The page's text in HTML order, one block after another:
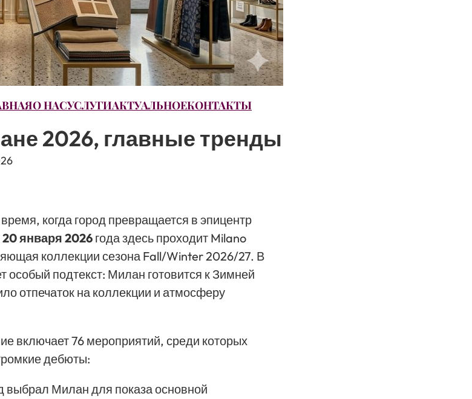
О НАСУСЛУГИАКТУАЛЬНОЕКОНТАКТЫ
2026, главные тренды
когда город превращается в эпицентр
20 января 2026 года здесь проходит Milano
коллекции сезона Fall/Winter 2026/27. В
особый подтекст: Милан готовится к Зимней
отпечаток на коллекции и атмосферу
включает 76 мероприятий, среди которых
дебюты:
выбрал Милан для показа основной